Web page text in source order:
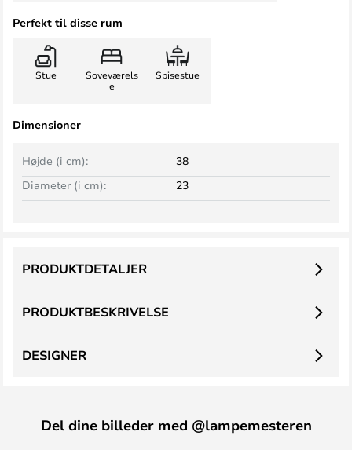
Perfekt til disse rum
Stue
Soveværels
e
Spisestue
Dimensioner
Højde (i cm):
38
Diameter (i cm):
23
PRODUKTBESKRIVELSE
PRODUKTDETALJER
DESIGNER
Del dine billeder med @lampemesteren